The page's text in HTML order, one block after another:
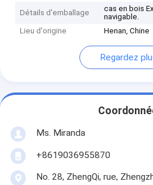
Détails d'emballage
cas en bois
navigable.
Lieu d'origine
Henan, Chine
Regardez
Ms. Miranda
+8619036955870
No. 28, ZhengQi, rue,